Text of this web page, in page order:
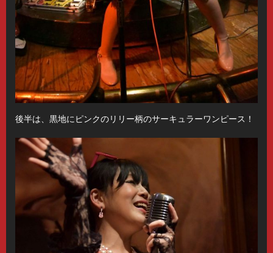
後半は、黒地にピンクのリリー柄のサーキュラーワンピース！